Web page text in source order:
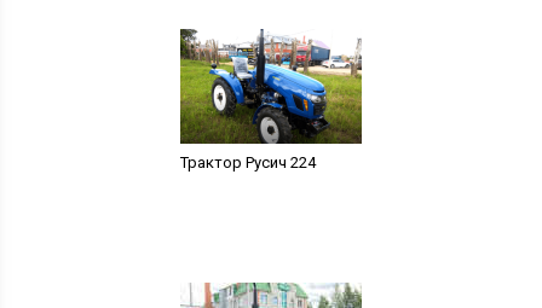
Трактор Русич 224